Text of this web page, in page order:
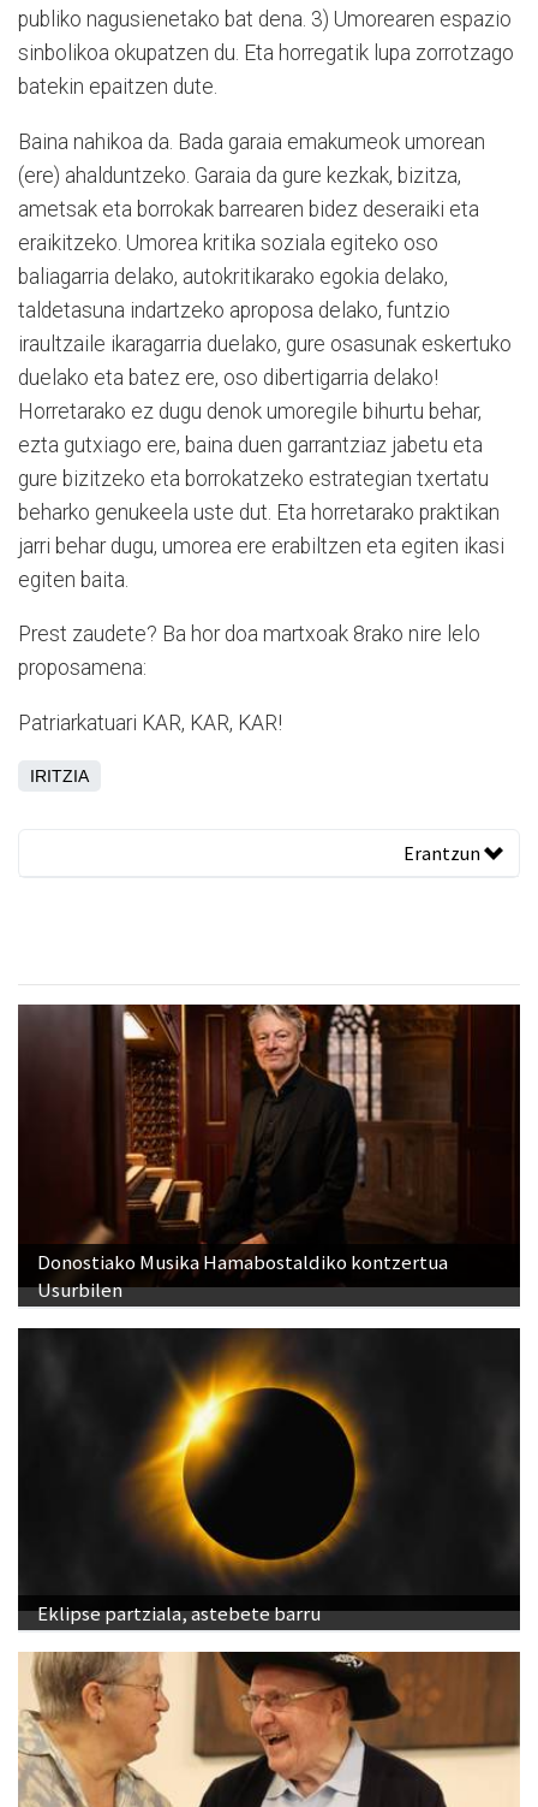
publiko nagusienetako bat dena. 3) Umorearen espazio
sinbolikoa okupatzen du. Eta horregatik lupa zorrotzago
batekin epaitzen dute.
Baina nahikoa da. Bada garaia emakumeok umorean
(ere) ahalduntzeko. Garaia da gure kezkak, bizitza,
ametsak eta borrokak barrearen bidez deseraiki eta
eraikitzeko. Umorea kritika soziala egiteko oso
baliagarria delako, autokritikarako egokia delako,
taldetasuna indartzeko aproposa delako, funtzio
iraultzaile ikaragarria duelako, gure osasunak eskertuko
duelako eta batez ere, oso dibertigarria delako!
Horretarako ez dugu denok umoregile bihurtu behar,
ezta gutxiago ere, baina duen garrantziaz jabetu eta
gure bizitzeko eta borrokatzeko estrategian txertatu
beharko genukeela uste dut. Eta horretarako praktikan
jarri behar dugu, umorea ere erabiltzen eta egiten ikasi
egiten baita.
Prest zaudete? Ba hor doa martxoak 8rako nire lelo
proposamena:
Patriarkatuari KAR, KAR, KAR!
IRITZIA
Erantzun
Donostiako Musika Hamabostaldiko kontzertua
Usurbilen
Eklipse partziala, astebete barru